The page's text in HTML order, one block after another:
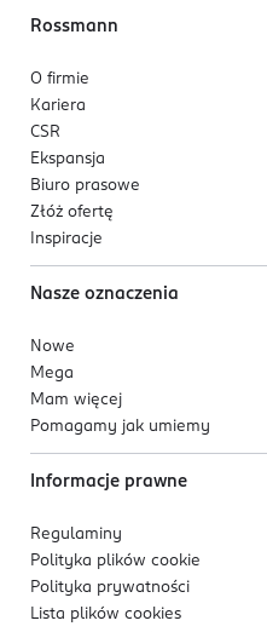
Rossmann
O firmie
Kariera
CSR
Ekspansja
Biuro prasowe
Złóż ofertę
Inspiracje
Nasze oznaczenia
Nowe
Mega
Mam więcej
Pomagamy jak umiemy
Informacje prawne
Regulaminy
Polityka plików cookie
Polityka prywatności
Lista plików cookies